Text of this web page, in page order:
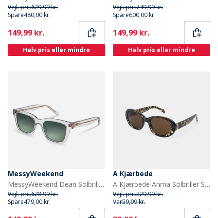
Vejl. pris629,99 kr.
Spare480,00 kr.
Current
149,99 kr.
Halv pris eller mindre
Vejl. pris749,99 kr.
Spare600,00 kr.
Current
149,99 kr.
Halv pris eller mindre
MessyWeekend
MessyWeekend Dean Solbriller Crystal
Vejl. pris628,99 kr.
Spare479,00 kr.
A Kjærbede
A Kjærbede Anma Solbriller Sort/Yellow Tortoise
Vejl. pris229,99 kr.
Var59,99 kr.